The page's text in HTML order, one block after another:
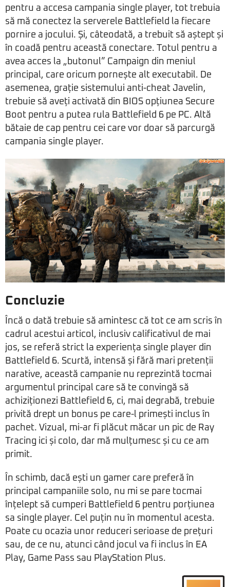
pentru a accesa campania single player, tot trebuia
să mă conectez la serverele Battlefield la fiecare
pornire a jocului. Și, câteodată, a trebuit să aștept și
în coadă pentru această conectare. Totul pentru a
avea acces la „butonul” Campaign din meniul
principal, care oricum pornește alt executabil. De
asemenea, grație sistemului anti-cheat Javelin,
trebuie să aveți activată din BIOS opțiunea Secure
Boot pentru a putea rula Battlefield 6 pe PC. Altă
bătaie de cap pentru cei care vor doar să parcurgă
campania single player.
Concluzie
Încă o dată trebuie să amintesc că tot ce am scris în
cadrul acestui articol, inclusiv calificativul de mai
jos, se referă strict la experiența single player din
Battlefield 6. Scurtă, intensă și fără mari pretenții
narative, această campanie nu reprezintă tocmai
argumentul principal care să te convingă să
achiziționezi Battlefield 6, ci, mai degrabă, trebuie
privită drept un bonus pe care-l primești inclus în
pachet. Vizual, mi-ar fi plăcut măcar un pic de Ray
Tracing ici și colo, dar mă mulțumesc și cu ce am
primit.
În schimb, dacă ești un gamer care preferă în
principal campaniile solo, nu mi se pare tocmai
înțelept să cumperi Battlefield 6 pentru porțiunea
sa single player. Cel puțin nu în momentul acesta.
Poate cu ocazia unor reduceri serioase de prețuri
sau, de ce nu, atunci când jocul va fi inclus în EA
Play, Game Pass sau PlayStation Plus.